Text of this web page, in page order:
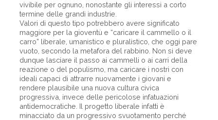
vivibile per ognuno, nonostante gli interessi a corto
termine delle grandi industrie.
Valori di questo tipo potrebbero avere significato
maggiore per la gioventù e “caricare il cammello o il
carro” liberale, umanistico e pluralistico, che oggi pare
vuoto, secondo la metafora del rabbino. Non si deve
dunque lasciare il passo ai cammelli o ai carri della
reazione o del populismo, ma caricare i nostri con
ideali capaci di attrarre nuovamente i giovani e
rendere plausibile una nuova cultura civica
progressiva, invece delle pericolose infatuazioni
antidemocratiche. Il progetto liberale infatti è
minacciato da un progressivo svuotamento perché